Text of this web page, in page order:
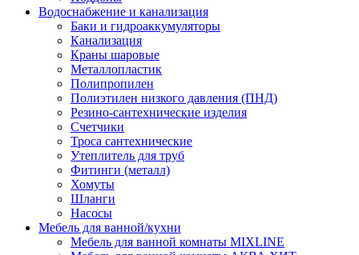
Водоснабжение и канализация
Баки и гидроаккумуляторы
Канализация
Краны шаровые
Металлопластик
Полипропилен
Полиэтилен низкого давления (ПНД)
Резино-сантехнические изделия
Счетчики
Троса сантехнические
Утеплитель для труб
Фитинги (металл)
Хомуты
Шланги
Насосы
Мебель для ванной/кухни
Мебель для ванной комнаты MIXLINE